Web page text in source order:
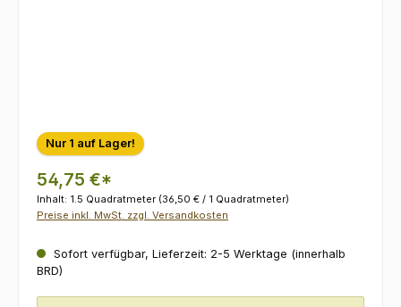
Nur 1 auf Lager!
54,75 €*
Inhalt: 1.5 Quadratmeter (36,50 € / 1 Quadratmeter)
Preise inkl. MwSt. zzgl. Versandkosten
Sofort verfügbar, Lieferzeit: 2-5 Werktage (innerhalb
BRD)